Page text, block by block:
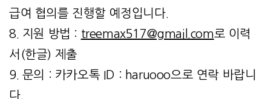
급여 협의를 진행할 예정입니다.
8. 지원 방법 : treemax517@gmail.com로 이력
서(한글) 제출
9. 문의 : 카카오톡 ID : haruooo으로 연락 바랍니
다.